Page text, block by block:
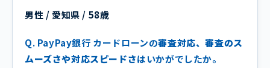
男性 / 愛知県 / 58歳
Q. PayPay銀行 カードローンの審査対応、審査のス
ムーズさや対応スピードさはいかがでしたか。